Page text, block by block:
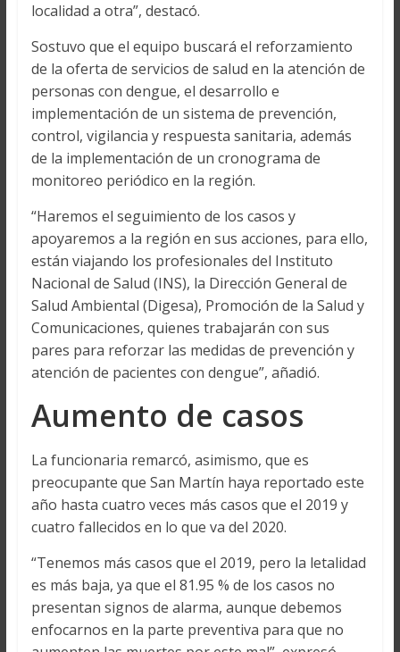
localidad a otra”, destacó.
Sostuvo que el equipo buscará el reforzamiento
de la oferta de servicios de salud en la atención de
personas con dengue, el desarrollo e
implementación de un sistema de prevención,
control, vigilancia y respuesta sanitaria, además
de la implementación de un cronograma de
monitoreo periódico en la región.
“Haremos el seguimiento de los casos y
apoyaremos a la región en sus acciones, para ello,
están viajando los profesionales del Instituto
Nacional de Salud (INS), la Dirección General de
Salud Ambiental (Digesa), Promoción de la Salud y
Comunicaciones, quienes trabajarán con sus
pares para reforzar las medidas de prevención y
atención de pacientes con dengue”, añadió.
Aumento de casos
La funcionaria remarcó, asimismo, que es
preocupante que San Martín haya reportado este
año hasta cuatro veces más casos que el 2019 y
cuatro fallecidos en lo que va del 2020.
“Tenemos más casos que el 2019, pero la letalidad
es más baja, ya que el 81.95 % de los casos no
presentan signos de alarma, aunque debemos
enfocarnos en la parte preventiva para que no